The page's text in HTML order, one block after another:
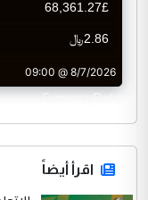
CurrencyRate
اقرأ أيضاً